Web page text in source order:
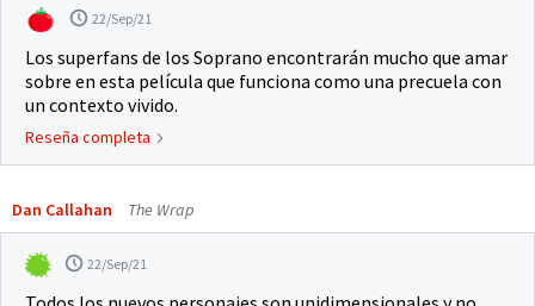
22/Sep/21
Los superfans de los Soprano encontrarán mucho que amar
sobre en esta película que funciona como una precuela con
un contexto vivido.
Reseña completa
Dan Callahan The Wrap
22/Sep/21